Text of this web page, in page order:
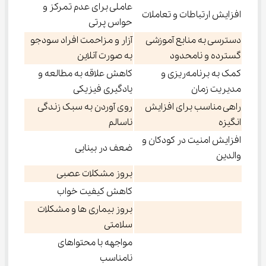
افزایش ارتباطات و تعاملات
عاملی برای عدم تمرکز و
حواس پرتی
دسترسی به منابع آموزشی
گسترده و نامحدود
آزار و مزاحمت افراد سودجو
به صورت آنلاین
کمک به برنامه‌ریزی و
مدیریت زمان
کاهش علاقه به مطالعه و
یادگیری فیزیکی
راهی مناسب برای افزایش
انگیزه
روی آوردن به سبک زندگی
ناسالم
افزایش امنیت در کودکان و
والدین
ضعف در بینایی
بروز مشکلات عصبی
کاهش کیفیت خواب
بروز بیماری ها و مشکلات
سلامتی
مواجهه با محتواهای
نامناسب